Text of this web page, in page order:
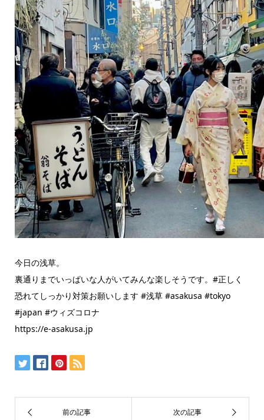
今日の浅草。
裏通りまでいっぱいな人がいてみんな楽しそうです。#正しく
恐れてしっかり対策お願いします #浅草 #asakusa #tokyo
#japan #ウィズコロナ
https://e-asakusa.jp